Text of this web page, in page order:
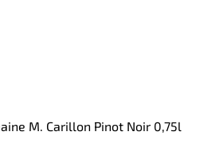
M. Carillon Pinot Noir 0,75l